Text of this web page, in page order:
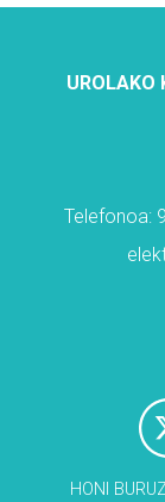
UROLAKO
Telefonoa:
HONI